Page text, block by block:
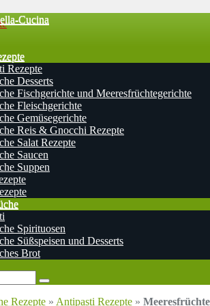
Cucina
Rezepte
Desserts
Fischgerichte und Meeresfrüchtegerichte
Fleischgerichte
Gemüsegerichte
Reis & Gnocchi Rezepte
Salat Rezepte
Saucen
Suppen
Spirituosen
Süßspeisen und Desserts
Brot
Rezepte » Antipasti Rezepte »